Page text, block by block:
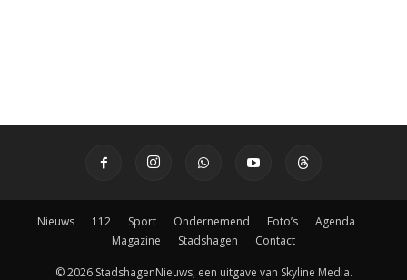
Nieuws 112 Sport Ondernemend Foto’s
Agenda
Magazine
Stadshagen Contact
© 2026 StadshagenNieuws, een uitgave van Skyline Media.